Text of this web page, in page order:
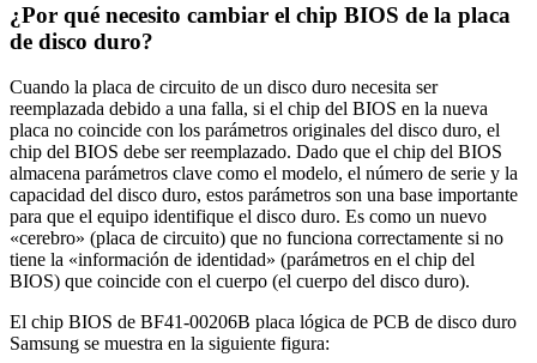
¿Por qué necesito cambiar el chip BIOS de la placa
de disco duro?
Cuando la placa de circuito de un disco duro necesita ser
reemplazada debido a una falla, si el chip del BIOS en la nueva
placa no coincide con los parámetros originales del disco duro, el
chip del BIOS debe ser reemplazado. Dado que el chip del BIOS
almacena parámetros clave como el modelo, el número de serie y la
capacidad del disco duro, estos parámetros son una base importante
para que el equipo identifique el disco duro. Es como un nuevo
«cerebro» (placa de circuito) que no funciona correctamente si no
tiene la «información de identidad» (parámetros en el chip del
BIOS) que coincide con el cuerpo (el cuerpo del disco duro).
El chip BIOS de BF41-00206B placa lógica de PCB de disco duro
Samsung se muestra en la siguiente figura: